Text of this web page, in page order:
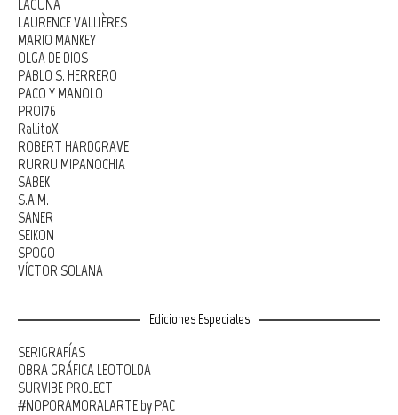
LAGUNA
LAURENCE VALLIÈRES
MARIO MANKEY
OLGA DE DIOS
PABLO S. HERRERO
PACO Y MANOLO
PRO176
RallitoX
ROBERT HARDGRAVE
RURRU MIPANOCHIA
SABEK
S.A.M.
SANER
SEIKON
SPOGO
VÍCTOR SOLANA
Ediciones Especiales
SERIGRAFÍAS
OBRA GRÁFICA LEOTOLDA
SURVIBE PROJECT
#NOPORAMORALARTE by PAC